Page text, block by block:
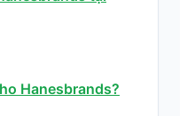
Hanesbrands?